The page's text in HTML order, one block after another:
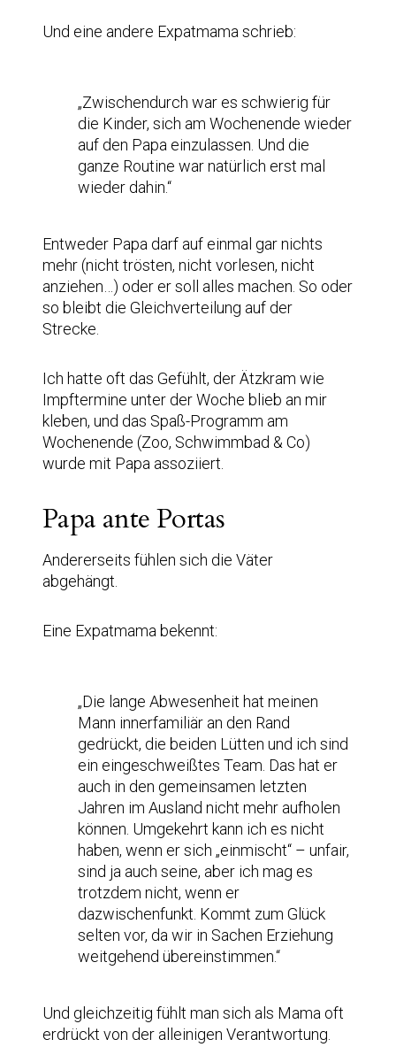
Und eine andere Expatmama schrieb:
„Zwischendurch war es schwierig für
die Kinder, sich am Wochenende wieder
auf den Papa einzulassen. Und die
ganze Routine war natürlich erst mal
wieder dahin.“
Entweder Papa darf auf einmal gar nichts
mehr (nicht trösten, nicht vorlesen, nicht
anziehen…) oder er soll alles machen. So oder
so bleibt die Gleichverteilung auf der
Strecke.
Ich hatte oft das Gefühlt, der Ätzkram wie
Impftermine unter der Woche blieb an mir
kleben, und das Spaß-Programm am
Wochenende (Zoo, Schwimmbad & Co)
wurde mit Papa assoziiert.
Papa ante Portas
Andererseits fühlen sich die Väter
abgehängt.
Eine Expatmama bekennt:
„Die lange Abwesenheit hat meinen
Mann innerfamiliär an den Rand
gedrückt, die beiden Lütten und ich sind
ein eingeschweißtes Team. Das hat er
auch in den gemeinsamen letzten
Jahren im Ausland nicht mehr aufholen
können. Umgekehrt kann ich es nicht
haben, wenn er sich „einmischt“ – unfair,
sind ja auch seine, aber ich mag es
trotzdem nicht, wenn er
dazwischenfunkt. Kommt zum Glück
selten vor, da wir in Sachen Erziehung
weitgehend übereinstimmen.“
Und gleichzeitig fühlt man sich als Mama oft
erdrückt von der alleinigen Verantwortung.